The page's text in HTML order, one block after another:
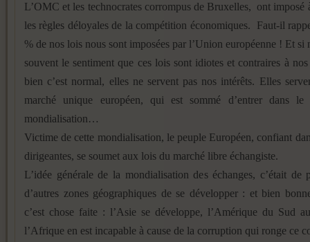
L’OMC et les technocrates corrompus de Bruxelles, ont imposé
les règles déloyales de la compétition économiques. Faut-il
% de nos lois nous sont imposées par l’Union européenne ! Et si
souvent le sentiment que ces lois sont idiotes et contraires à
bien c’est normal, elles ne servent pas nos intérêts. Elles
marché unique européen, qui est sommé d’entrer dans
mondialisation…
Victime de cette mondialisation, le peuple Européen, confiant
dirigeantes, se soumet aux lois du marché libre échangiste.
L’idée générale de la mondialisation des échanges, c’était de
d’autres zones géographiques de se développer : et bien
c’est chose faite : l’Asie se développe, l’Amérique du Sud
l’Afrique en est incapable à cause de la corruption qui ronge ce